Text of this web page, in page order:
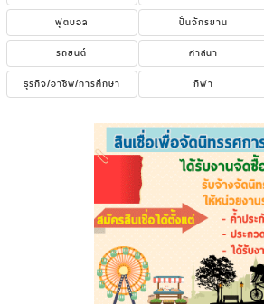
ฟุตบอล
ปั่นจักรยาน
รถยนต์
ศาสนา
ธุรกิจ/อาชีพ/การศึกษา
กีฬา